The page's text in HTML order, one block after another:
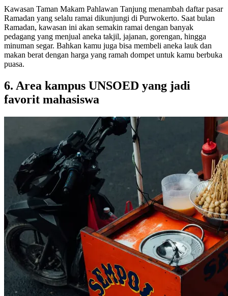
Kawasan Taman Makam Pahlawan Tanjung menambah daftar pasar
Ramadan yang selalu ramai dikunjungi di Purwokerto. Saat bulan
Ramadan, kawasan ini akan semakin ramai dengan banyak
pedagang yang menjual aneka takjil, jajanan, gorengan, hingga
minuman segar. Bahkan kamu juga bisa membeli aneka lauk dan
makan berat dengan harga yang ramah dompet untuk kamu berbuka
puasa.
6. Area kampus UNSOED yang jadi
favorit mahasiswa